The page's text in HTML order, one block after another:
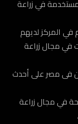
في زراعة
في المركز لديهم
في مجال زراعة
فى مصر على أحدث
في مجال زراعة